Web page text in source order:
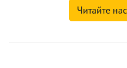
Читайте